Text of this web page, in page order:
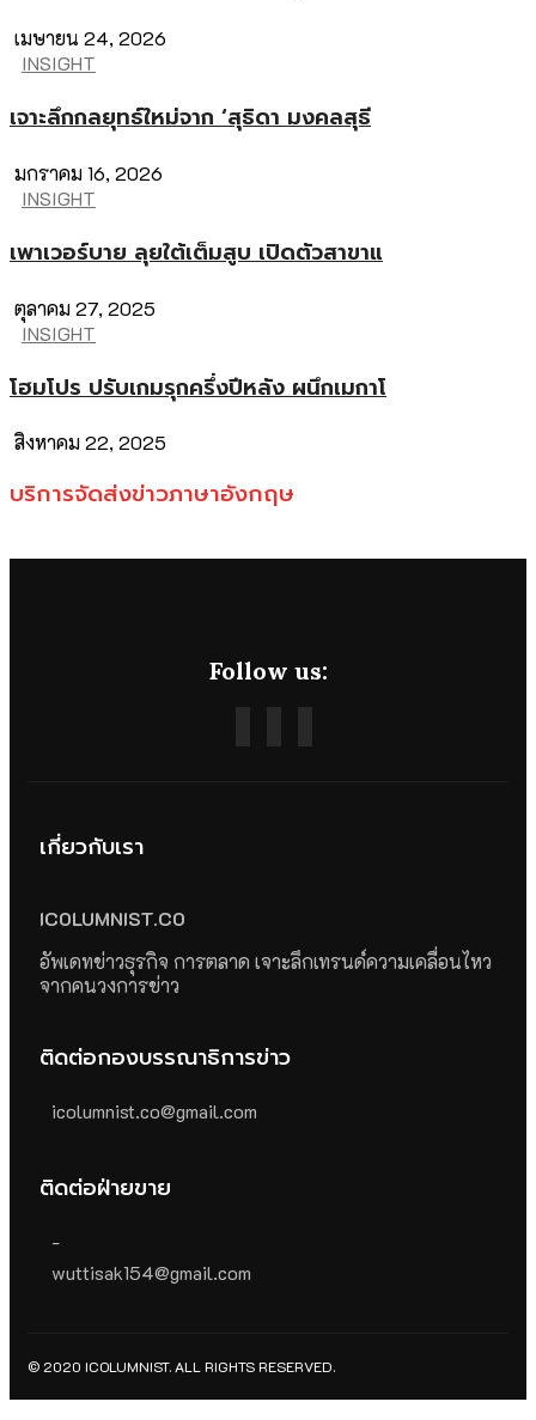
เมษายน 24, 2026
INSIGHT
เจาะลึกกลยุทธ์ใหม่จาก ‘สุธิดา มงคลสุธี
มกราคม 16, 2026
INSIGHT
เพาเวอร์บาย ลุยใต้เต็มสูบ เปิดตัวสาขาแ
ตุลาคม 27, 2025
INSIGHT
โฮมโปร ปรับเกมรุกครึ่งปีหลัง ผนึกเมกาโ
สิงหาคม 22, 2025
บริการจัดส่งข่าวภาษาอังกฤษ
Follow us:
เกี่ยวกับเรา
ICOLUMNIST.CO
อัพเดทข่าวธุรกิจ การตลาด เจาะลึกเทรนด์ความเคลื่อนไหว
จากคนวงการข่าว
ติดต่อกองบรรณาธิการข่าว
icolumnist.co@gmail.com
ติดต่อฝ่ายขาย
-
wuttisak154@gmail.com
© 2020 ICOLUMNIST. ALL RIGHTS RESERVED.